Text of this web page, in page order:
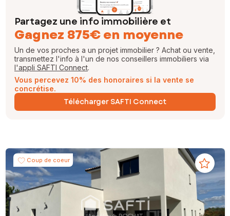
Partagez une info immobilière et
Gagnez 875€ en moyenne
Un de vos proches a un projet immobilier ? Achat ou vente,
transmettez l'info à l'un de nos conseillers immobiliers via
l'appli SAFTI Connect.
Vous percevez 10% des honoraires si la vente se
concrétise.
Télécharger SAFTI Connect
Coup de coeur